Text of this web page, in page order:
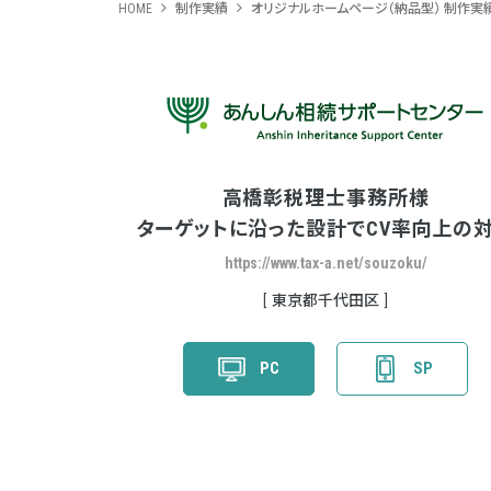
HOME 制作実績 オリジナルホームページ（納品型） 制作実
高橋彰税理士事務所様
ターゲットに沿った設計でCV率向上の
https://www.tax-a.net/souzoku/
東京都千代田区
PC SP